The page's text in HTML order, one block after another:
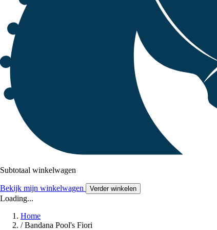
Subtotaal winkelwagen
Bekijk mijn winkelwagen Verder winkelen
Loading...
Home
/ Bandana Pool's Fiori